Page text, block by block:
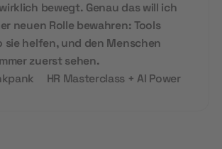
bewegt. Genau das will ich
neuen Rolle bewahren: Tools
sie helfen, und den Menschen
zuerst sehen.
HR Masterclass + AI Power